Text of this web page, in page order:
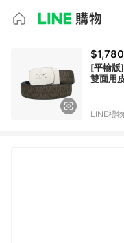
$1,780
[平輸版
雙面用
LINE禮物